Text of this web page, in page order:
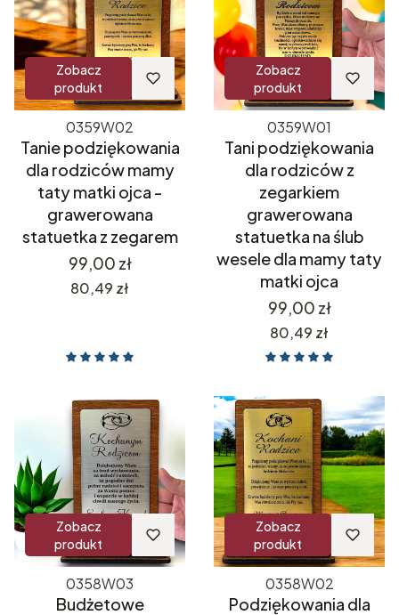
Zobacz
produkt
0359W02
Tanie podziękowania
dla rodziców mamy
taty matki ojca -
grawerowana
statuetka z zegarem
Cena
99,00 zł
Cena
80,49 zł
Zobacz
produkt
0359W01
Tani podziękowania
dla rodziców z
zegarkiem
grawerowana
statuetka na ślub
wesele dla mamy taty
matki ojca
Cena
99,00 zł
Cena
80,49 zł
Zobacz
produkt
0358W03
Budżetowe
Zobacz
produkt
0358W02
Podziękowania dla